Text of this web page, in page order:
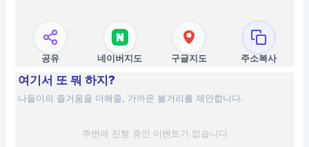
공유 네이버지도 구글지도 주소복사
여기서 또 뭐 하지?
나들이의 즐거움을 더해줄, 가까운 볼거리를 제안합니다.
주변에 진행 중인 이벤트가 없습니다